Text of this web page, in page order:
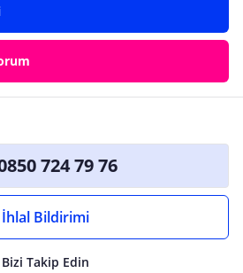
724 79 76
İhlal Bildirimi
Bizi Takip Edin